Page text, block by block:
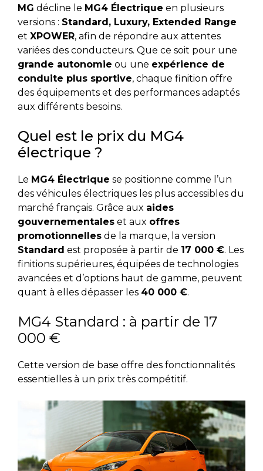
MG décline le MG4 Électrique en plusieurs
versions : Standard, Luxury, Extended Range
et XPOWER, afin de répondre aux attentes
variées des conducteurs. Que ce soit pour une
grande autonomie ou une expérience de
conduite plus sportive, chaque finition offre
des équipements et des performances adaptés
aux différents besoins.
Quel est le prix du MG4
électrique ?
Le MG4 Électrique se positionne comme l’un
des véhicules électriques les plus accessibles du
marché français. Grâce aux aides
gouvernementales et aux offres
promotionnelles de la marque, la version
Standard est proposée à partir de 17 000 €. Les
finitions supérieures, équipées de technologies
avancées et d’options haut de gamme, peuvent
quant à elles dépasser les 40 000 €.
MG4 Standard : à partir de 17
000 €
Cette version de base offre des fonctionnalités
essentielles à un prix très compétitif.